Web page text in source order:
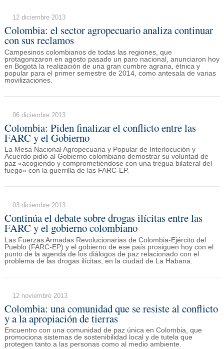
12 diciembre 2013
Colombia: el sector agropecuario analiza continuar
con sus reclamos
Campesinos colombianos de todas las regiones, que
protagonizaron en agosto pasado un paro nacional, anunciaron hoy
en Bogotá la realización de una gran cumbre agraria, étnica y
popular para el primer semestre de 2014, como antesala de varias
movilizaciones.
06 diciembre 2013
Colombia: Piden finalizar el conflicto entre las
FARC y el Gobierno
La Mesa Nacional Agropecuaria y Popular de Interlocución y
Acuerdo pidió al Gobierno colombiano demostrar su voluntad de
paz «acogiendo y comprometiéndose con una tregua bilateral del
fuego» con la guerrilla de las FARC-EP.
03 diciembre 2013
Continúa el debate sobre drogas ilícitas entre las
FARC y el gobierno colombiano
Las Fuerzas Armadas Revolucionarias de Colombia-Ejército del
Pueblo (FARC-EP) y el gobierno de ese país prosiguen hoy con el
punto de la agenda de los diálogos de paz relacionado con el
problema de las drogas ilícitas, en la ciudad de La Habana.
12 noviembre 2013
Colombia: una comunidad que se resiste al conflicto
y a la apropiación de tierras
Encuentro con una comunidad de paz única en Colombia, que
promociona sistemas de sostenibilidad local y de tutela que
protegen tanto a las personas como al medio ambiente.